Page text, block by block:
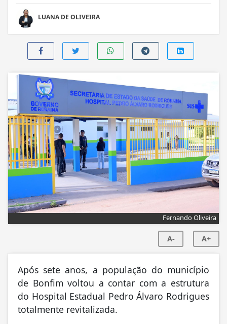
LUANA DE OLIVEIRA
Fernando Oliveira
A- A+
Após sete anos, a população do município
de Bonfim voltou a contar com a estrutura
do Hospital Estadual Pedro Álvaro Rodrigues
totalmente revitalizada.